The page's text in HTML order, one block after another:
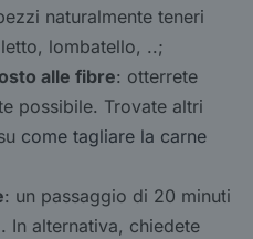
naturalmente teneri
lombatello, ..;
alle fibre: otterrete
possibile. Trovate altri
come tagliare la carne
: un passaggio di 20 minuti
In alternativa, chiedete